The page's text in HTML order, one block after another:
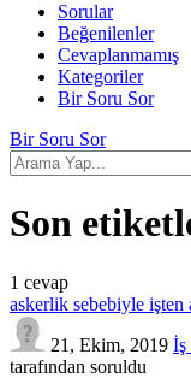
Sorular
Beğenilenler
Cevaplanmamış
Kategoriler
Bir Soru Sor
Bir Soru Sor
Son
1 cevap
askerlik sebebiyle işten
21, Ekim, 2019 İş
tarafından soruldu